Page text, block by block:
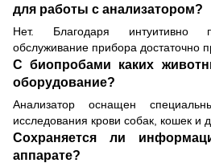
для работы с анализатором?
Нет. Благодаря интуитивно
обслуживание прибора достаточно
С биопробами каких
оборудование?
Анализатор оснащен
исследования крови собак, кошек и
Сохраняется ли
аппарате?